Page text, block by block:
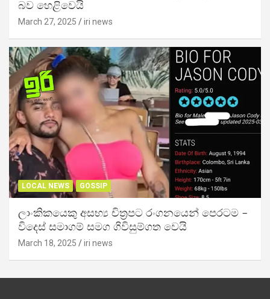
බව හෙළිවෙයි
March 27, 2025 iri news
LOCAL NEWS GOSSIP
ලාංකිකයෙකු අසභ්‍ය චිත්‍රපට රංගනයෙන් පෙරටම –
විදෙස් සමාගම් සමග ගිවිසුම්ගත වෙයි
March 18, 2025 iri news